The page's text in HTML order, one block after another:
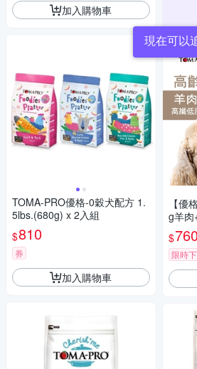
加入購物車
TOMA-PRO優格-0穀犬配方 1.
5lbs.(680g) x 2入組
$810
券
加入購物車
現在可以
【優
g羊肉
$
限時